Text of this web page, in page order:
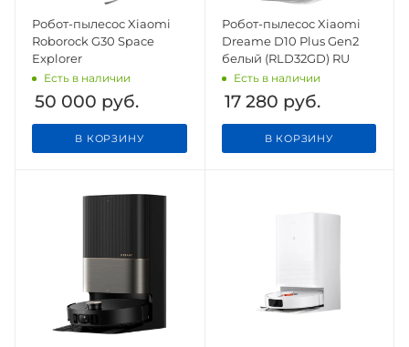
Робот-пылесос Xiaomi
Roborock G30 Space
Explorer
Есть в наличии
50 000 руб.
В КОРЗИНУ
Робот-пылесос Xiaomi
Dreame D10 Plus Gen2
белый (RLD32GD) RU
Есть в наличии
17 280 руб.
В КОРЗИНУ